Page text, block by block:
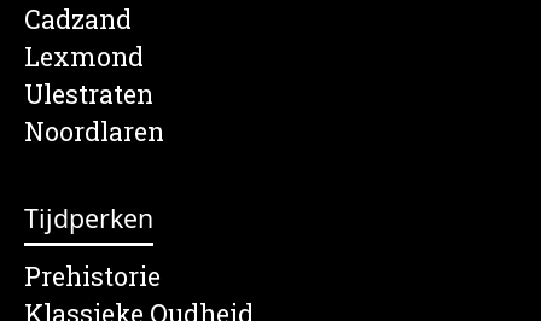
Cadzand
Lexmond
Ulestraten
Noordlaren
Tijdperken
Prehistorie
Klassieke Oudheid